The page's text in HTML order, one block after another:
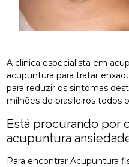
A clínica especialista em
acupuntura para tratar
para reduzir os sintomas
milhões de brasileiros todos
Está procurando por
acupuntura
Para encontrar Acupuntura